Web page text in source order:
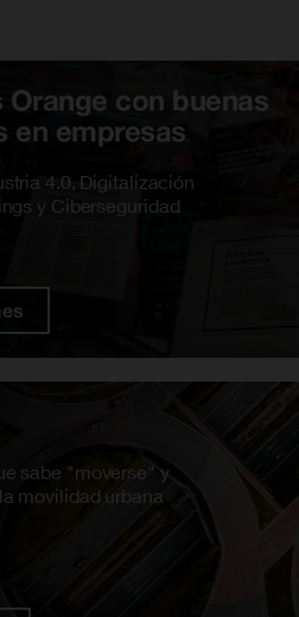
Orange con buenas
en empresas
4.0, Digitalización
y Ciberseguridad
sabe "moverse" y
movilidad urbana